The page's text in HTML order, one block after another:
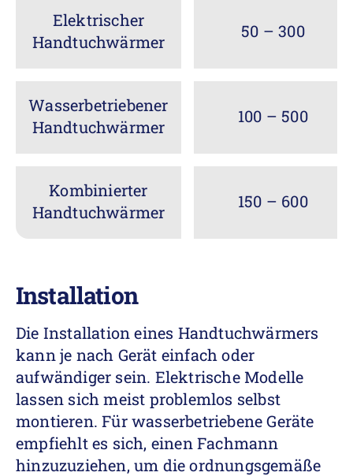
Elektrischer
Handtuchwärmer
50 – 300
Wasserbetriebener
Handtuchwärmer
100 – 500
Kombinierter
Handtuchwärmer
150 – 600
Installation
Die Installation eines Handtuchwärmers
kann je nach Gerät einfach oder
aufwändiger sein. Elektrische Modelle
lassen sich meist problemlos selbst
montieren. Für wasserbetriebene Geräte
empfiehlt es sich, einen Fachmann
hinzuzuziehen, um die ordnungsgemäße